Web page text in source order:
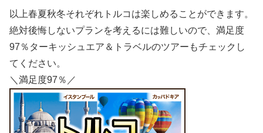
以上春夏秋冬それぞれトルコは楽しめることができます。
絶対後悔しないプランを考えるには難しいので、満足度
97％ターキッシュエア＆トラベルのツアーもチェックし
てください。
＼満足度97％／